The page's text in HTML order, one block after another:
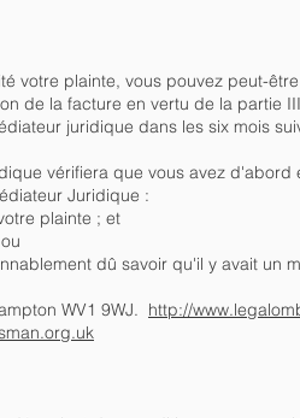
votre plainte, vous pouvez peut-
de la facture en vertu de la partie
juridique dans les six mois
vérifiera que vous avez d'abord
Juridique :
plainte ; et
dû savoir qu'il y avait un
WV1 9WJ. http://